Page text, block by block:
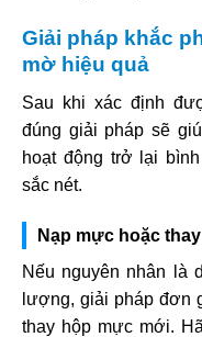
Giải pháp khắc
mờ hiệu quả
Sau khi xác định
đúng giải pháp sẽ
hoạt động trở lại
sắc nét.
Nạp mực hoặc
Nếu nguyên nhân là
lượng, giải pháp đơn
thay hộp mực mới.